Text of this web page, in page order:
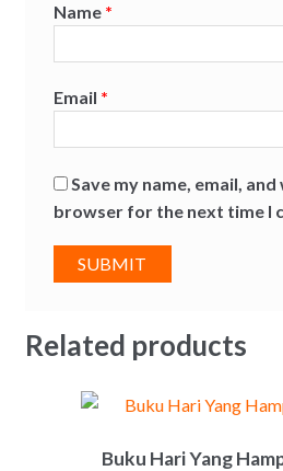
Name *
Email *
Save my name, email,
browser for the next time I
Related products
Buku Hari Yang